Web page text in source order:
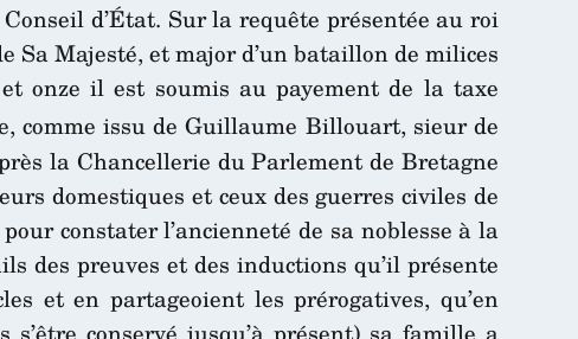
d’État. Sur la requête présentée au roi
Majesté, et major d’un bataillon de milices
onze il est soumis au payement de la taxe
comme issu de Guillaume Billouart, sieur de
la Chancellerie du Parlement de Bretagne
domestiques et ceux des guerres civiles de
constater l’ancienneté de sa noblesse à la
des preuves et des inductions qu’il présente
et en partageoient les prérogatives, qu’en
conservé jusqu’à présent) sa famille a